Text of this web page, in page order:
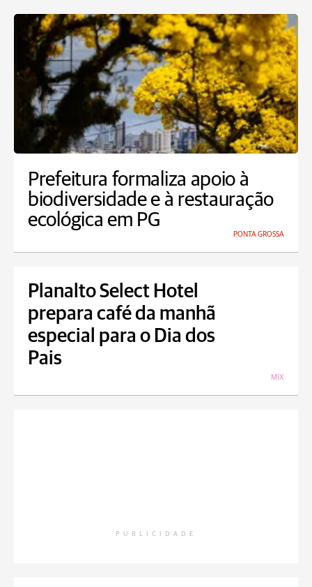
Prefeitura formaliza apoio à
biodiversidade e à restauração
ecológica em PG
PONTA GROSSA
Planalto Select Hotel
prepara café da manhã
especial para o Dia dos
Pais
MIX
PUBLICIDADE